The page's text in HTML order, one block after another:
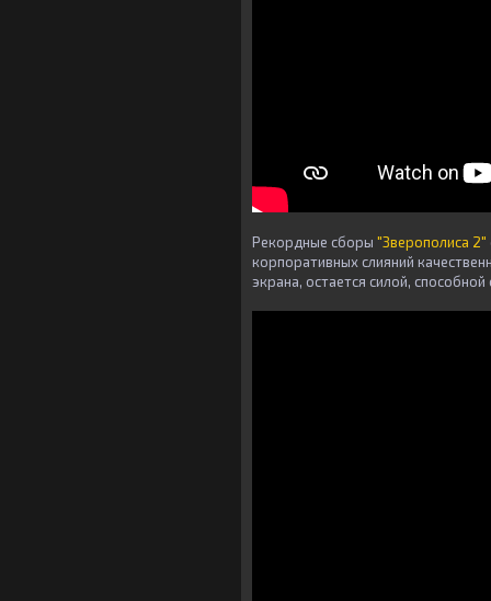
Рекордные сборы "Зверополиса 2"
корпоративных слияний
экрана, остается силой,